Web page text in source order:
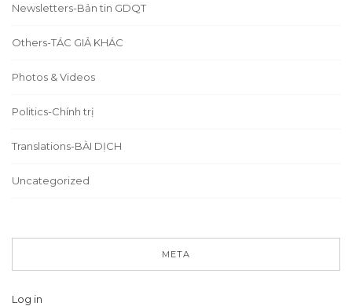
Newsletters-Bản tin GDQT
Others-TÁC GIẢ KHÁC
Photos & Videos
Politics-Chính trị
Translations-BÀI DỊCH
Uncategorized
META
Log in